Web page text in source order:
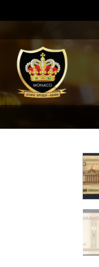
στο
περιεχόμενο